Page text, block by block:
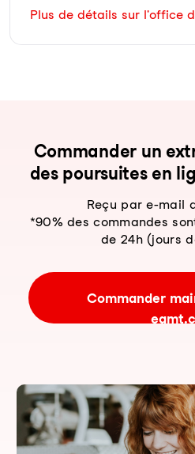
Plus de détails sur l'office
Com­man­der un
des pour­sui­tes en
Reçu par e-mail
*90% des commandes
de 24h (jours
Commander